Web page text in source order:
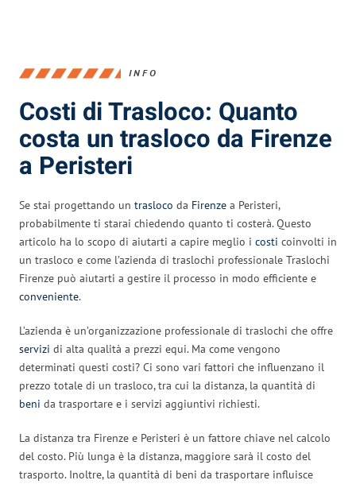
INFO
Costi di Trasloco: Quanto
costa un trasloco da Firenze
a Peristeri
Se stai progettando un trasloco da Firenze a Peristeri,
probabilmente ti starai chiedendo quanto ti costerà. Questo
articolo ha lo scopo di aiutarti a capire meglio i costi coinvolti in
un trasloco e come l’azienda di traslochi professionale Traslochi
Firenze può aiutarti a gestire il processo in modo efficiente e
conveniente.
L’azienda è un’organizzazione professionale di traslochi che offre
servizi di alta qualità a prezzi equi. Ma come vengono
determinati questi costi? Ci sono vari fattori che influenzano il
prezzo totale di un trasloco, tra cui la distanza, la quantità di
beni da trasportare e i servizi aggiuntivi richiesti.
La distanza tra Firenze e Peristeri è un fattore chiave nel calcolo
del costo. Più lunga è la distanza, maggiore sarà il costo del
trasporto. Inoltre, la quantità di beni da trasportare influisce